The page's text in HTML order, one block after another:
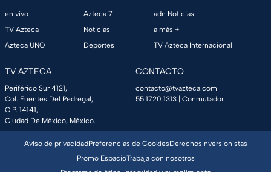
en vivo
TV Azteca
Azteca UNO
Azteca 7
Noticias
Deportes
adn Noticias
a más +
TV Azteca Internacional
TV AZTECA
Periférico Sur 4121,
Col. Fuentes Del Pedregal,
C.P. 14141,
Ciudad De México, México.
CONTACTO
contacto@tvazteca.com
55 1720 1313 | Conmutador
Aviso de privacidadPreferencias de CookiesDerechosInversionistas
Promo EspacioTrabaja con nosotros